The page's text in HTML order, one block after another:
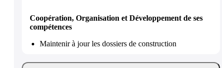
Coopération, Organisation et Développement de ses
compétences
Maintenir à jour les dossiers de construction